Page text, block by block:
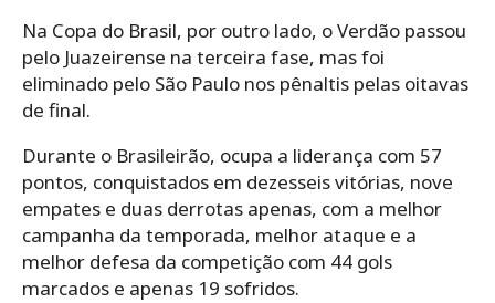
Na Copa do Brasil, por outro lado, o Verdão passou
pelo Juazeirense na terceira fase, mas foi
eliminado pelo São Paulo nos pênaltis pelas oitavas
de final.
Durante o Brasileirão, ocupa a liderança com 57
pontos, conquistados em dezesseis vitórias, nove
empates e duas derrotas apenas, com a melhor
campanha da temporada, melhor ataque e a
melhor defesa da competição com 44 gols
marcados e apenas 19 sofridos.